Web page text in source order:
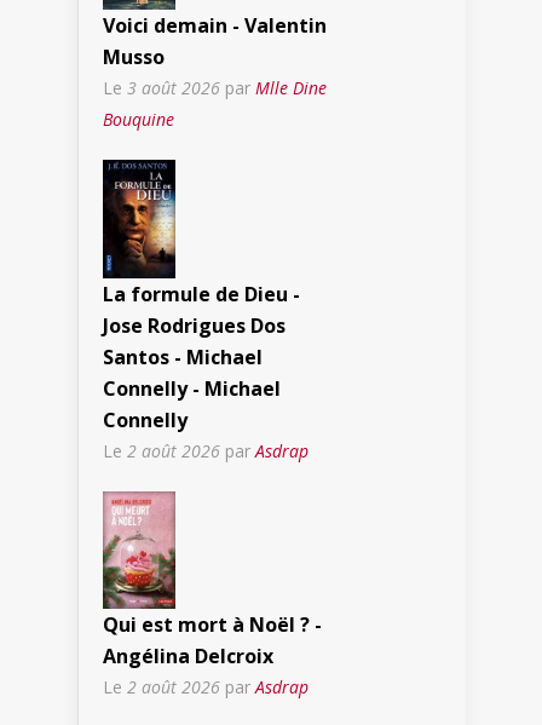
Voici demain - Valentin
Musso
Le 3 août 2026 par Mlle Dine
Bouquine
La formule de Dieu -
Jose Rodrigues Dos
Santos - Michael
Connelly - Michael
Connelly
Le 2 août 2026 parAsdrap
Qui est mort à Noël ? -
Angélina Delcroix
Le 2 août 2026 par Asdrap